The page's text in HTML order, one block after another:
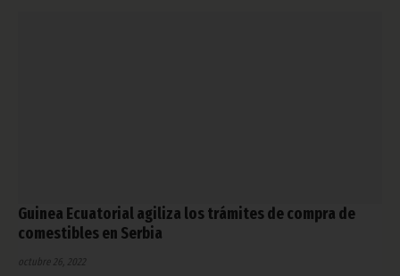
Guinea Ecuatorial agiliza los trámites de compra de
comestibles en Serbia
octubre 26, 2022